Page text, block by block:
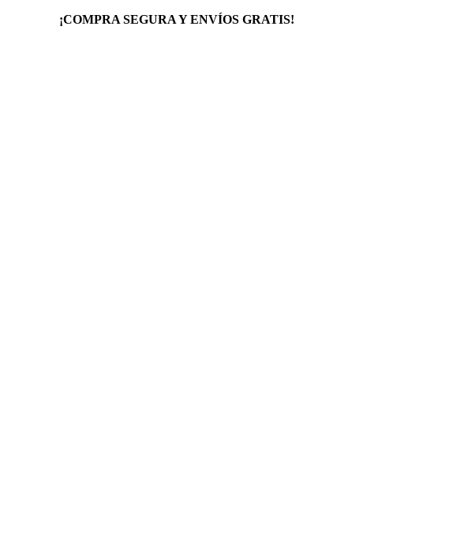
¡COMPRA SEGURA Y ENVÍOS GRATIS!